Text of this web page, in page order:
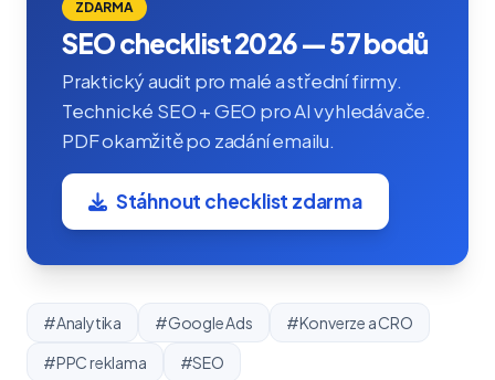
ZDARMA
SEO checklist 2026 — 57 bodů
Praktický audit pro malé a střední firmy.
Technické SEO + GEO pro AI vyhledávače.
PDF okamžitě po zadání emailu.
Stáhnout checklist zdarma
#Analytika #Google Ads
#Konverze a CRO
#PPC reklama
#SEO